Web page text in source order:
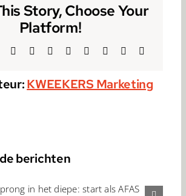
Story, Choose Your
Platform!
Reddit LinkedInWhatsAppTelegram
TumblrPinterest Xing
KWEEKERS Marketing
berichten
Julia Bekkers: heel veel